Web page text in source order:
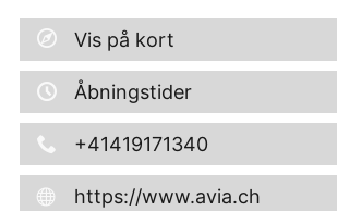
Vis på kort
Åbningstider
+41419171340
https://www.avia.ch